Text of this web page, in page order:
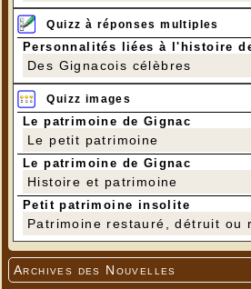
Quizz à réponses multiples
Personnalités liées à l'histoire
Des Gignacois célèbres
Quizz images
Le patrimoine de Gignac
Le petit patrimoine
Le patrimoine de Gignac
Histoire et patrimoine
Petit patrimoine insolite
Patrimoine restauré, détruit ou
Archives des Nouvelles